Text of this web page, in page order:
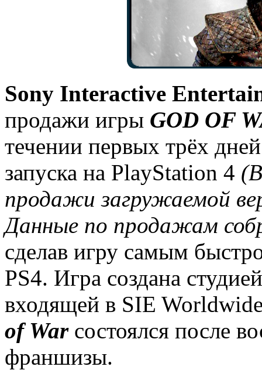
Sony Interactive
продажи игры GOD OF
течении первых трёх
запуска на PlayStation 4
продажи загружаемой
Данные по продажам
сделав игру самым
PS4. Игра создана
входящей в SIE
of Warсостоялся после
франшизы.